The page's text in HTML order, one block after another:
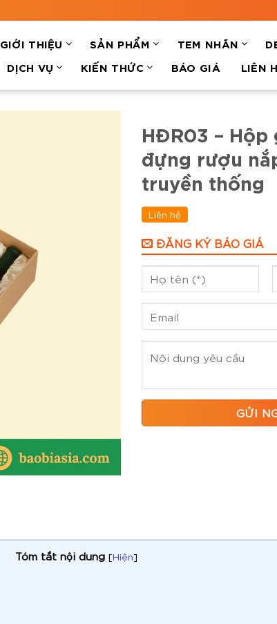
GIỚI THIỆU SẢN PHẨM TEM NHÃN
DỊCH VỤ KIẾN THỨC BÁO GIÁ LIÊN
HĐR03 –
đựng rượu
truyền thống
Liên hệ
ĐĂNG KÝ BÁO GIÁ
Tóm tắt nội dung [Hiện]